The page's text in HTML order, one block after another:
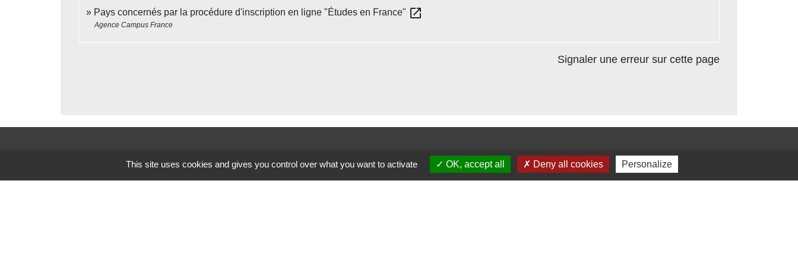
Pays concernés par la procédure d'inscription en ligne "Études en France" open_in_new
Agence Campus France
Signaler une erreur sur cette page
ContactsThis site uses cookies and gives you control over what you want to activate OK, accept all Deny all cookies Personalize